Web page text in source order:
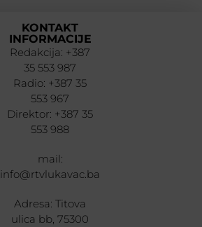
KONTAKT
INFORMACIJE
Redakcija: +387
35 553 987
Radio: +387 35
553 967
Direktor: +387 35
553 988
mail:
info@rtvlukavac.ba
Adresa: Titova
ulica bb, 75300